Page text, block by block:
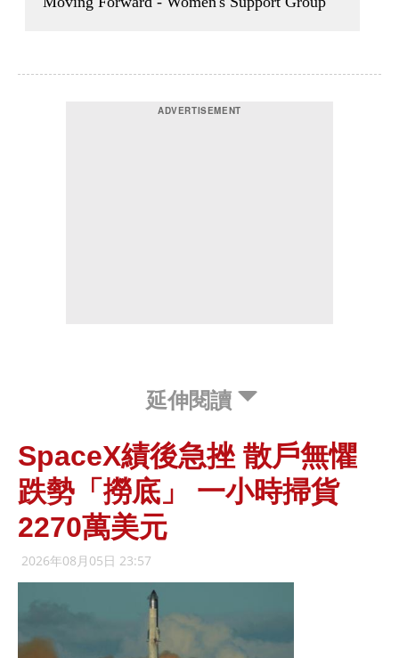
延伸閱讀
SpaceX績後急挫 散戶無懼
跌勢「撈底」 一小時掃貨
2270萬美元
2026年08月05日 23:57